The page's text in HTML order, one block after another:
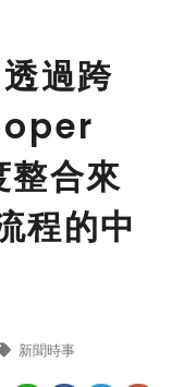
過跨
合來
程的中
新聞時事